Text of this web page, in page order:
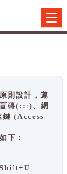
則設計，遵
磚(:::)、網
(Access
下：